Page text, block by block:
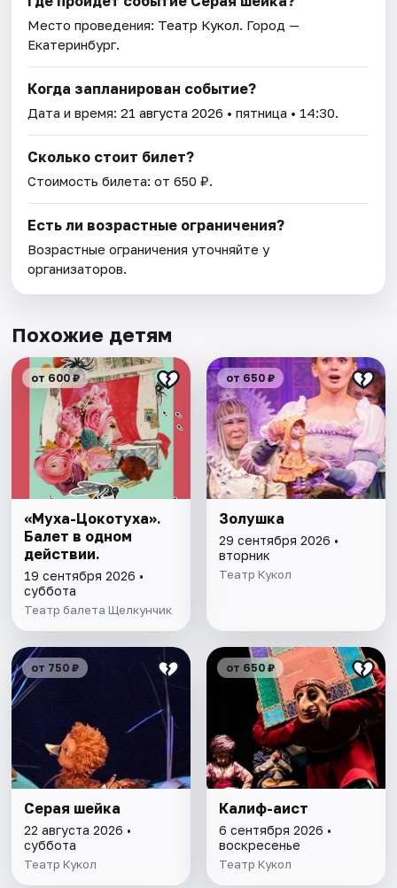
Место проведения: Театр Кукол. Город —
Екатеринбург.
Когда запланирован событие?
Дата и время:21 августа 2026 • пятница • 14:30.
Сколько стоит билет?
Стоимость билета: от 650 ₽.
Есть ли возрастные ограничения?
Возрастные ограничения уточняйте у
организаторов.
Похожие детям
от 600 ₽
«Муха-Цокотуха».
Балет в одном
действии.
19 сентября 2026 •
суббота
Театр балета Щелкунчик
от 650 ₽
Золушка
29 сентября 2026 •
вторник
Театр Кукол
от 750 ₽
Серая шейка
22 августа 2026 •
суббота
Театр Кукол
от 650 ₽
Калиф-аист
6 сентября 2026 •
воскресенье
Театр Кукол